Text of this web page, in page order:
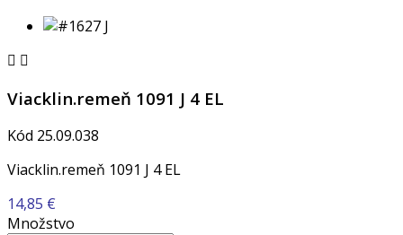
 
Viacklin.remeň 1091 J 4 EL
Kód 25.09.038
Viacklin.remeň 1091 J 4 EL
14,85 €
Množstvo